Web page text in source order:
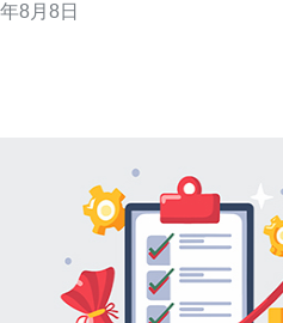
方面做出更适合自身的选择，从
8月8日